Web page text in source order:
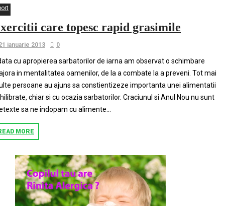
care topesc rapid grasimile
ianuarie 2013 0
cu apropierea sarbatorilor de iarna am observat o schimbare
in mentalitatea oamenilor, de la a combate la a preveni. Tot mai
persoane au ajuns sa constientizeze importanta unei alimentatii
chiar si cu ocazia sarbatorilor. Craciunul si Anul Nou nu sunt
sa ne indopam cu alimente...
MORE